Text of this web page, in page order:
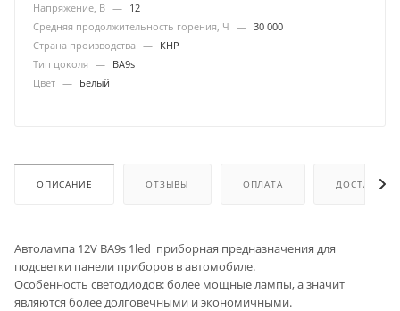
Напряжение, В — 12
Средняя продолжительность горения, Ч — 30 000
Страна производства — КНР
Тип цоколя — ВА9s
Цвет — Белый
ОПИСАНИЕ ОТЗЫВЫ ОПЛАТА ДОСТАВКА
Автолампа 12V ВA9s 1led приборная предназначения для
подсветки панели приборов в автомобиле.
Особенность светодиодов: более мощные лампы, а значит
являются более долговечными и экономичными.